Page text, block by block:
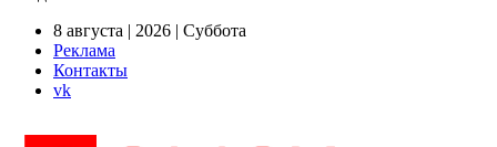
8 августа | 2026 | Суббота
Реклама
Контакты
vk